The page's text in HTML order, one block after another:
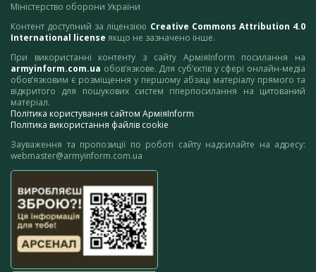
Міністерство оборони України
Контент доступний за ліцензією Creative Commons Attribution 4.0
International license якщо не зазначено інше.
При використанні контенту з сайту АрміяInform посилання на
armyinform.com.ua обов’язкове. Для суб’єктів у сфері онлайн-медіа
обов’язковим є розміщення у першому абзаці матеріалу прямого та
відкритого для пошукових систем гіперпосилання на цитований
матеріал.
Політика користування сайтом АрміяInform
Політика використання файлів cookie
Зауваження та пропозиції по роботі сайту надсилайте на адресу:
webmaster@armyinform.com.ua